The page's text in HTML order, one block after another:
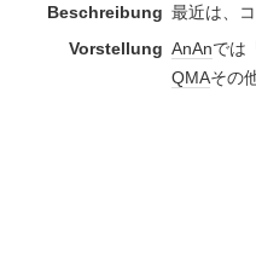
Beschreibung 最近は、
Vorstellung AnAnでは
QMAその